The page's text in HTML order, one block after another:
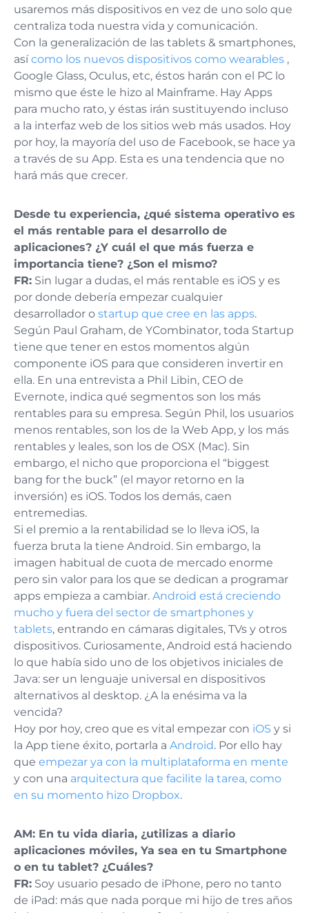
usaremos más dispositivos en vez de uno solo que
centraliza toda nuestra vida y comunicación.
Con la generalización de las tablets & smartphones,
asícomo los nuevos dispositivos como wearables ,
Google Glass, Oculus, etc, éstos harán con el PC lo
mismo que éste le hizo al Mainframe. Hay Apps
para mucho rato, y éstas irán sustituyendo incluso
a la interfaz web de los sitios web más usados. Hoy
por hoy, la mayoría del uso de Facebook, se hace ya
a través de su App. Esta es una tendencia que no
hará más que crecer.
Desde tu experiencia, ¿qué sistema operativo es
el más rentable para el desarrollo de
aplicaciones? ¿Y cuál el que más fuerza e
importancia tiene? ¿Son el mismo?
FR: Sin lugar a dudas, el más rentable es iOS y es
por donde debería empezar cualquier
desarrollador o startup que cree en las apps.
Según Paul Graham, de YCombinator, toda Startup
tiene que tener en estos momentos algún
componente iOS para que consideren invertir en
ella. En una entrevista a Phil Libin, CEO de
Evernote, indica qué segmentos son los más
rentables para su empresa. Según Phil, los usuarios
menos rentables, son los de la Web App, y los más
rentables y leales, son los de OSX (Mac). Sin
embargo, el nicho que proporciona el “biggest
bang for the buck” (el mayor retorno en la
inversión) es iOS. Todos los demás, caen
entremedias.
Si el premio a la rentabilidad se lo lleva iOS, la
fuerza bruta la tiene Android. Sin embargo, la
imagen habitual de cuota de mercado enorme
pero sin valor para los que se dedican a programar
apps empieza a cambiar. Android está creciendo
mucho y fuera del sector de smartphones y
tablets, entrando en cámaras digitales, TVs y otros
dispositivos. Curiosamente, Android está haciendo
lo que había sido uno de los objetivos iniciales de
Java: ser un lenguaje universal en dispositivos
alternativos al desktop. ¿A la enésima va la
vencida?
Hoy por hoy, creo que es vital empezar con iOS y si
la App tiene éxito, portarla a Android. Por ello hay
que empezar ya con la multiplataforma en mente
y con una arquitectura que facilite la tarea, como
en su momento hizo Dropbox.
AM: En tu vida diaria, ¿utilizas a diario
aplicaciones móviles, Ya sea en tu Smartphone
o en tu tablet? ¿Cuáles?
FR: Soy usuario pesado de iPhone, pero no tanto
de iPad: más que nada porque mi hijo de tres años